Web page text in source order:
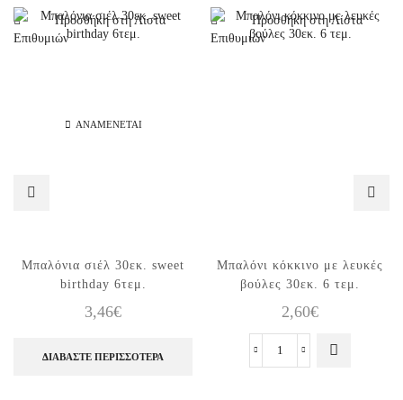
Προσθήκη στη Λίστα
Επιθυμιών
ΑΝΑΜΈΝΕΤΑΙ
Μπαλόνια σιέλ 30εκ. sweet
birthday 6τεμ.
3,46€
ΔΙΑΒΆΣΤΕ ΠΕΡΙΣΣΌΤΕΡΑ
Προσθήκη στη Λίστα
Επιθυμιών
Μπαλόνι κόκκινο με λευκές
βούλες 30εκ. 6 τεμ.
2,60€
Μπαλόνι